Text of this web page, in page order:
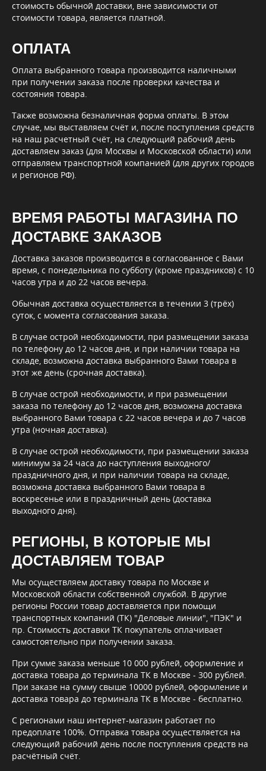
стоимость обычной доставки, вне зависимости от
стоимости товара, является платной.
ОПЛАТА
Оплата выбранного товара производится наличными
при получении заказа после проверки качества и
состояния товара.
Также возможна безналичная форма оплаты. В этом
случае, мы выставляем счёт и, после поступления средств
на наш расчетный счёт, на следующий рабочий день
доставляем заказ (для Москвы и Московской области) или
отправляем транспортной компанией (для других городов
и регионов РФ).
ВРЕМЯ РАБОТЫ МАГАЗИНА ПО
ДОСТАВКЕ ЗАКАЗОВ
Доставка заказов производится в согласованное с Вами
время, с понедельника по субботу (кроме праздников) с 10
часов утра и до 22 часов вечера.
Обычная доставка осуществляется в течении 3 (трёх)
суток, с момента согласования заказа.
В случае острой необходимости, при размещении заказа
по телефону до 12 часов дня, и при наличии товара на
складе, возможна доставка выбранного Вами товара в
этот же день (срочная доставка).
В случае острой необходимости, и при размещении
заказа по телефону до 12 часов дня, возможна доставка
выбранного Вами товара с 22 часов вечера и до 7 часов
утра (ночная доставка).
В случае острой необходимости, при размещении заказа
минимум за 24 часа до наступления выходного/
праздничного дня, и при наличии товара на складе,
возможна доставка выбранного Вами товара в
воскресенье или в праздничный день (доставка
выходного дня).
РЕГИОНЫ, В КОТОРЫЕ МЫ
ДОСТАВЛЯЕМ ТОВАР
Мы осуществляем доставку товара по Москве и
Московской области собственной службой. В другие
регионы России товар доставляется при помощи
транспортных компаний (ТК) "Деловые линии", "ПЭК" и
пр. Стоимость доставки ТК покупатель оплачивает
самостоятельно при получении заказа.
При сумме заказа меньше 10 000 рублей, оформление и
доставка товара до терминала ТК в Москве - 300 рублей.
При заказе на сумму свыше 10000 рублей, оформление и
доставка товара до терминала ТК в Москве - бесплатно.
С регионами наш интернет-магазин работает по
предоплате 100%. Отправка товара осуществляется на
следующий рабочий день после поступления средств на
расчётный счёт.